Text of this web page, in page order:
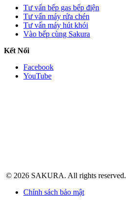
Tư vấn bếp gas bếp điện
Tư vấn máy rửa chén
Tư vấn máy hút khói
Vào bếp cùng Sakura
Kết Nối
Facebook
YouTube
© 2026 SAKURA. All rights reserved.
Chính sách bảo mật